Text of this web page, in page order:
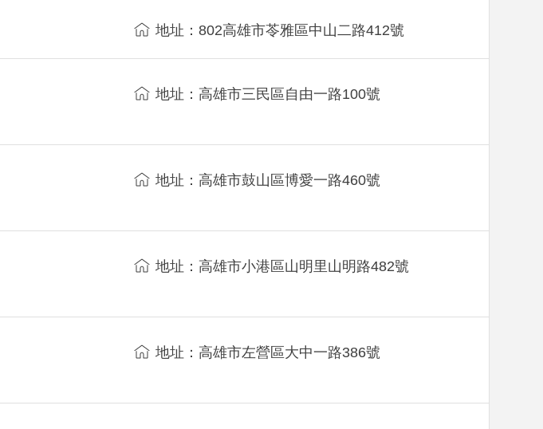
地址：802高雄市苓雅區中山二路412號
地址：高雄市三民區自由一路100號
地址：高雄市鼓山區博愛一路460號
地址：高雄市小港區山明里山明路482號
地址：高雄市左營區大中一路386號